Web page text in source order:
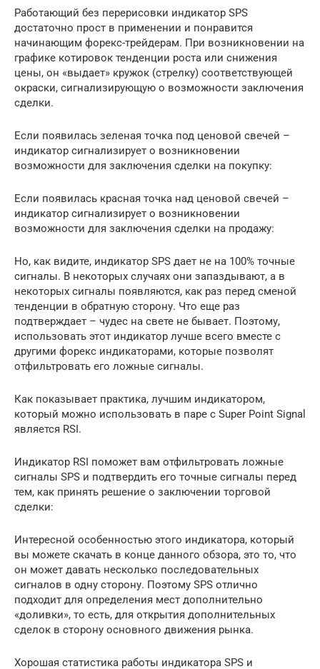
Работающий без перерисовки индикатор SPS
достаточно прост в применении и понравится
начинающим форекс-трейдерам. При возникновении на
графике котировок тенденции роста или снижения
цены, он «выдает» кружок (стрелку) соответствующей
окраски, сигнализирующую о возможности заключения
сделки.
Если появилась зеленая точка под ценовой свечей –
индикатор сигнализирует о возникновении
возможности для заключения сделки на покупку:
Если появилась красная точка над ценовой свечей –
индикатор сигнализирует о возникновении
возможности для заключения сделки на продажу:
Но, как видите, индикатор SPS дает не на 100% точные
сигналы. В некоторых случаях они запаздывают, а в
некоторых сигналы появляются, как раз перед сменой
тенденции в обратную сторону. Что еще раз
подтверждает – чудес на свете не бывает. Поэтому,
использовать этот индикатор лучше всего вместе с
другими форекс индикаторами, которые позволят
отфильтровать его ложные сигналы.
Как показывает практика, лучшим индикатором,
который можно использовать в паре с Super Point Signal
является RSI.
Индикатор RSI поможет вам отфильтровать ложные
сигналы SPS и подтвердить его точные сигналы перед
тем, как принять решение о заключении торговой
сделки:
Интересной особенностью этого индикатора, который
вы можете скачать в конце данного обзора, это то, что
он может давать несколько последовательных
сигналов в одну сторону. Поэтому SPS отлично
подходит для определения мест дополнительно
«доливки», то есть, для открытия дополнительных
сделок в сторону основного движения рынка.
Хорошая статистика работы индикатора SPS и